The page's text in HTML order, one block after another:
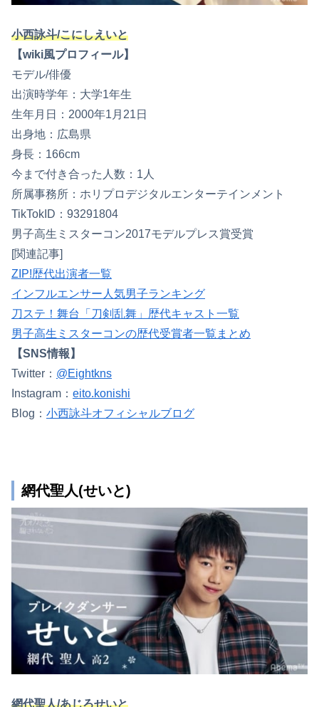
小西詠斗/こにしえいと
【wiki風プロフィール】
モデル/俳優
出演時学年：大学1年生
生年月日：2000年1月21日
出身地：広島県
身長：166cm
今まで付き合った人数：1人
所属事務所：ホリプロデジタルエンターテインメント
TikTokID：93291804
男子高生ミスターコン2017モデルプレス賞受賞
[関連記事]
ZIP!歴代出演者一覧
インフルエンサー人気男子ランキング
刀ステ！舞台「刀剣乱舞」歴代キャスト一覧
男子高生ミスターコンの歴代受賞者一覧まとめ
【SNS情報】
Twitter： @Eightkns
Instagram： eito.konishi
Blog： 小西詠斗オフィシャルブログ
網代聖人(せいと)
網代聖人/あじろせいと